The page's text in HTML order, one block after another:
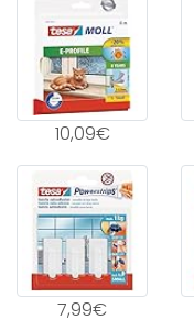
10,09€
7,99€